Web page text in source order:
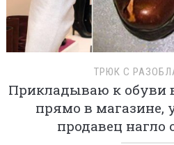
ТРЮК С
Прикладываю к обуви
прямо в магазине,
продавец нагло